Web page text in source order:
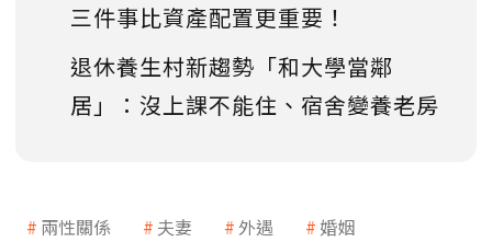
三件事比資產配置更重要！
退休養生村新趨勢「和大學當鄰
居」：沒上課不能住、宿舍變養老房
兩性關係 夫妻 外遇
婚姻